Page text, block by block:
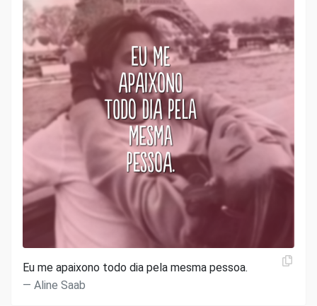
Eu me apaixono todo dia pela mesma pessoa.
Aline Saab